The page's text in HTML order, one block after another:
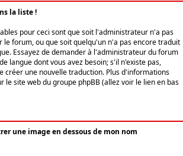
la liste !
pour ceci sont que soit l'administrateur n'a pas
le forum, ou que soit quelqu'un n'a pas encore traduit
Essayez de demander à l'administrateur du forum
langue dont vous avez besoin; s'il n'existe pas,
créer une nouvelle traduction. Plus d'informations
le site web du groupe phpBB (allez voir le lien en bas
une image en dessous de mon nom